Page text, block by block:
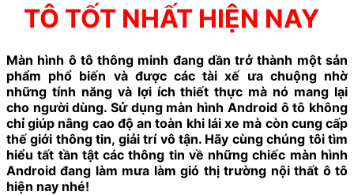
TÔ TỐT NHẤT HIỆN NAY
Màn hình ô tô thông minh đang dần trở thành một sản
phẩm phổ biến và được các tài xế ưa chuộng nhờ
những tính năng và lợi ích thiết thực mà nó mang lại
cho người dùng. Sử dụng màn hình Android ô tô không
chỉ giúp nâng cao độ an toàn khi lái xe mà còn cung cấp
thế giới thông tin, giải trí vô tận. Hãy cùng chúng tôi tìm
hiểu tất tần tật các thông tin về những chiếc màn hình
Android đang làm mưa làm gió thị trường nội thất ô tô
hiện nay nhé!